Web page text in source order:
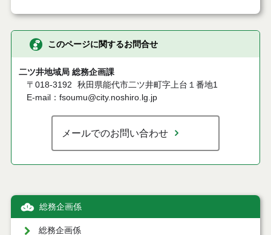
このページに関するお問合せ
二ツ井地域局 総務企画課
〒018-3192
秋田県能代市二ツ井町字上台１番地1
E-mail：fsoumu@city.noshiro.lg.jp
メールでのお問い合わせ
総務企画係
総務企画係